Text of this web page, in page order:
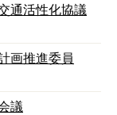
通活性化協議
画推進委員
議